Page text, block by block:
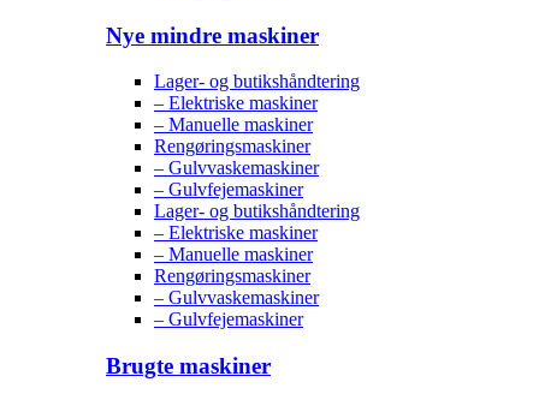
Nye mindre maskiner
Lager- og butikshåndtering
– Elektriske maskiner
– Manuelle maskiner
Rengøringsmaskiner
– Gulvvaskemaskiner
– Gulvfejemaskiner
Lager- og butikshåndtering
– Elektriske maskiner
– Manuelle maskiner
Rengøringsmaskiner
– Gulvvaskemaskiner
– Gulvfejemaskiner
Brugte maskiner